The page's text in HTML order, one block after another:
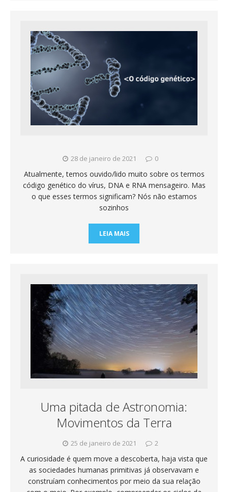
28 de janeiro de 2021 0
Atualmente, temos ouvido/lido muito sobre os termos
código genético do vírus, DNA e RNA mensageiro. Mas
o que esses termos significam? Nós não estamos
sozinhos
LEIA MAIS
Uma pitada de Astronomia:
Movimentos da Terra
25 de janeiro de 2021 2
A curiosidade é quem move a descoberta, haja vista que
as sociedades humanas primitivas já observavam e
construíam conhecimentos por meio da sua relação